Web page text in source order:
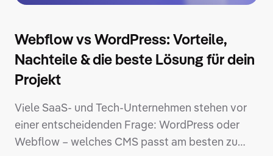
Webflow vs WordPress: Vorteile,
Nachteile & die beste Lösung für dein
Projekt
Viele SaaS- und Tech-Unternehmen stehen vor
einer entscheidenden Frage: WordPress oder
Webflow – welches CMS passt am besten zu